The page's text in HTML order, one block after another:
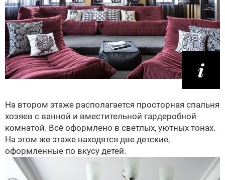
На втором этаже располагается просторная спальня
хозяев с ванной и вместительной гардеробной
комнатой. Всё оформлено в светлых, уютных тонах.
На этом же этаже находятся две детские,
оформленные по вкусу детей.